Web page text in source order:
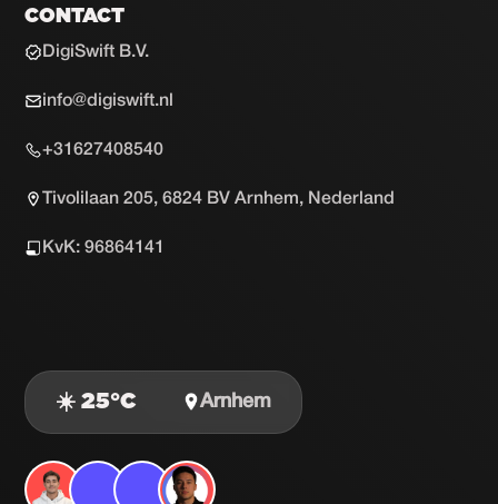
CONTACT
DigiSwift B.V.
info@digiswift.nl
+31627408540
Tivolilaan 205, 6824 BV Arnhem, Nederland
KvK: 96864141
☀️ 25°C Arnhem